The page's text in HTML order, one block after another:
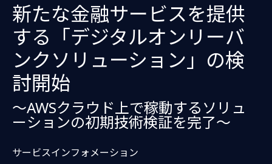
新たな金融サービスを提供
する「デジタルオンリーバ
ンクソリューション」の検
討開始
～AWSクラウド上で稼動するソリュ
ーションの初期技術検証を完了～
サービスインフォメーション